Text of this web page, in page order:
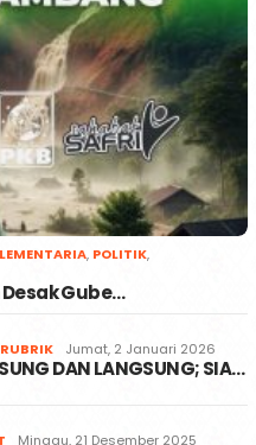
, POLITIK,
Gube…
RUBRIK Jumat, 2 Januari 2026
DAN LANGSUNG; SIA…
Minggu, 21 Desember 2025